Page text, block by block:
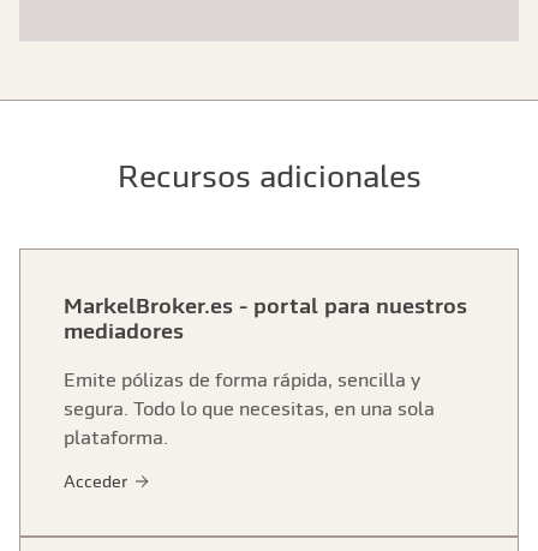
Recursos adicionales
MarkelBroker.es - portal para nuestros
mediadores
Emite pólizas de forma rápida, sencilla y
segura. Todo lo que necesitas, en una sola
plataforma.
Acceder